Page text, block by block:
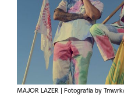
MAJOR LAZER | Fotografía by